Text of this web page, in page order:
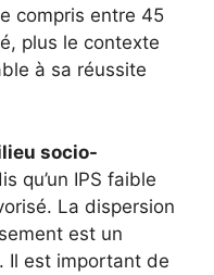
compris entre 45
plus le contexte
à sa réussite
socio-
qu’un IPS faible
La dispersion
est un
Il est important de